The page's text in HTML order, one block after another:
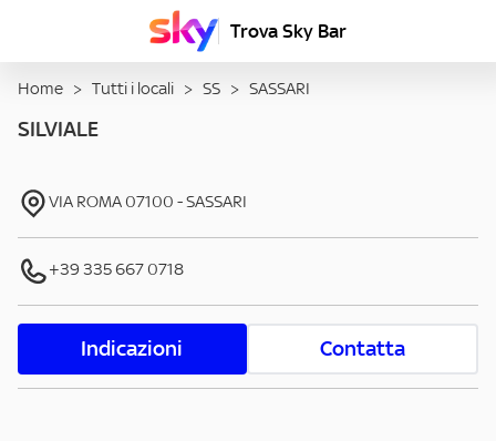
Trova Sky Bar
Home > Tutti i locali > SS > SASSARI
SILVIALE
VIA ROMA 07100 -SASSARI
+39 335 667 0718
Indicazioni Contatta